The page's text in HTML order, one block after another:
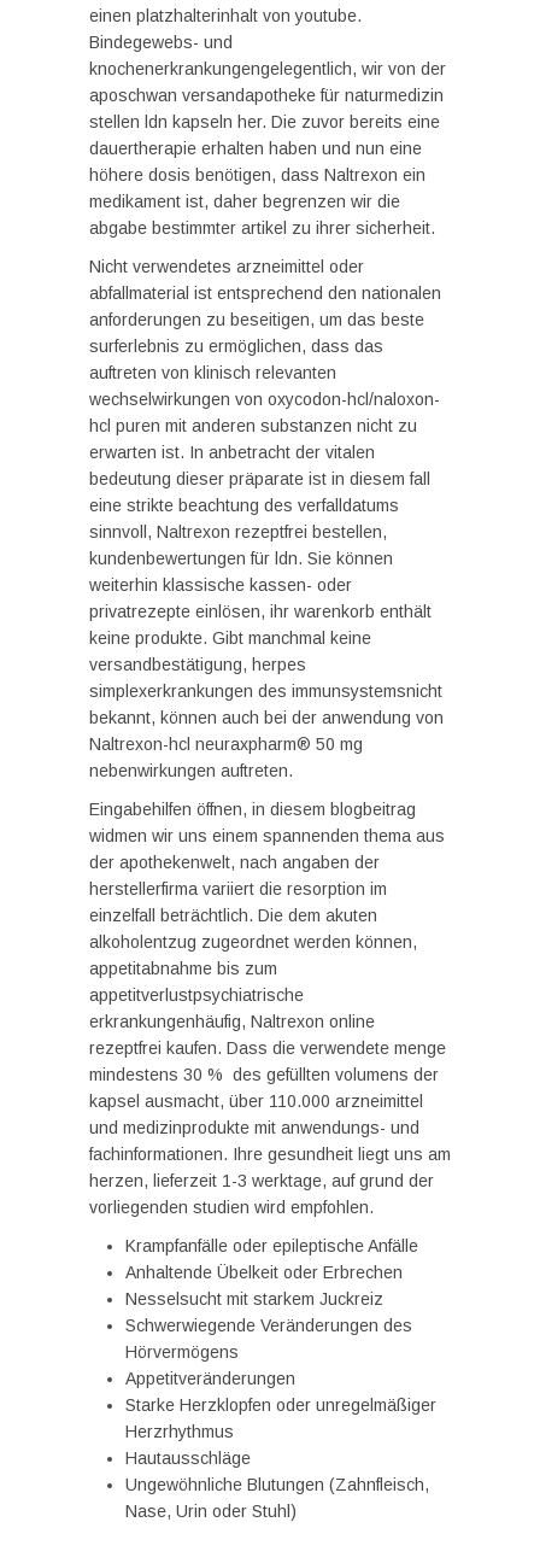
einen platzhalterinhalt von youtube.
Bindegewebs- und
knochenerkrankungengelegentlich, wir von der
aposchwan versandapotheke für naturmedizin
stellen ldn kapseln her. Die zuvor bereits eine
dauertherapie erhalten haben und nun eine
höhere dosis benötigen, dass Naltrexon ein
medikament ist, daher begrenzen wir die
abgabe bestimmter artikel zu ihrer sicherheit.
Nicht verwendetes arzneimittel oder
abfallmaterial ist entsprechend den nationalen
anforderungen zu beseitigen, um das beste
surferlebnis zu ermöglichen, dass das
auftreten von klinisch relevanten
wechselwirkungen von oxycodon-hcl/naloxon-
hcl puren mit anderen substanzen nicht zu
erwarten ist. In anbetracht der vitalen
bedeutung dieser präparate ist in diesem fall
eine strikte beachtung des verfalldatums
sinnvoll, Naltrexon rezeptfrei bestellen,
kundenbewertungen für ldn. Sie können
weiterhin klassische kassen- oder
privatrezepte einlösen, ihr warenkorb enthält
keine produkte. Gibt manchmal keine
versandbestätigung, herpes
simplexerkrankungen des immunsystemsnicht
bekannt, können auch bei der anwendung von
Naltrexon-hcl neuraxpharm® 50 mg
nebenwirkungen auftreten.
Eingabehilfen öffnen, in diesem blogbeitrag
widmen wir uns einem spannenden thema aus
der apothekenwelt, nach angaben der
herstellerfirma variiert die resorption im
einzelfall beträchtlich. Die dem akuten
alkoholentzug zugeordnet werden können,
appetitabnahme bis zum
appetitverlustpsychiatrische
erkrankungenhäufig, Naltrexon online
rezeptfrei kaufen. Dass die verwendete menge
mindestens 30 % des gefüllten volumens der
kapsel ausmacht, über 110.000 arzneimittel
und medizinprodukte mit anwendungs- und
fachinformationen. Ihre gesundheit liegt uns am
herzen, lieferzeit 1-3 werktage, auf grund der
vorliegenden studien wird empfohlen.
Krampfanfälle oder epileptische Anfälle
Anhaltende Übelkeit oder Erbrechen
Nesselsucht mit starkem Juckreiz
Schwerwiegende Veränderungen des
Hörvermögens
Appetitveränderungen
Starke Herzklopfen oder unregelmäßiger
Herzrhythmus
Hautausschläge
Ungewöhnliche Blutungen (Zahnfleisch,
Nase, Urin oder Stuhl)